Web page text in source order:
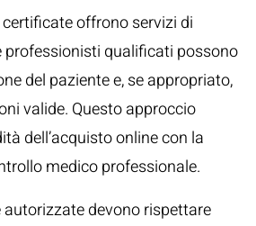
offrono servizi di
professionisti qualificati possono
del paziente e, se appropriato,
valide. Questo approccio
dell’acquisto online con la
medico professionale.
devono rispettare